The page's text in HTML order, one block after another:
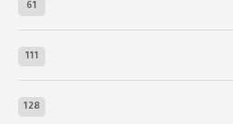
61
111
128